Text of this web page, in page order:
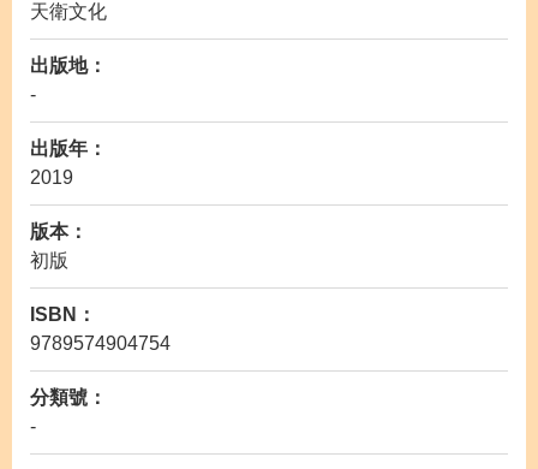
天衛文化
出版地：
-
出版年：
2019
版本：
初版
ISBN：
9789574904754
分類號：
-